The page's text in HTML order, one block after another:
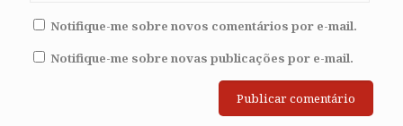
Notifique-me sobre novos comentários por e-mail.
Notifique-me sobre novas publicações por e-mail.